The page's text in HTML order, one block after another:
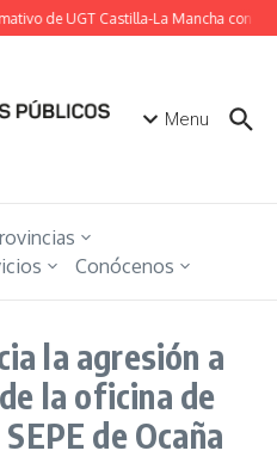
de UGT Castilla-La Mancha con
Menu
Conócenos
la agresión a
la oficina de
de Ocaña